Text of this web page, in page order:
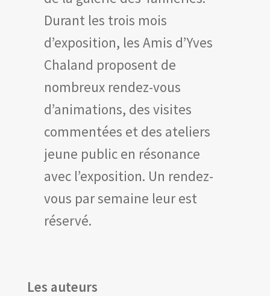
Durant les trois mois
d’exposition, les Amis d’Yves
Chaland proposent de
nombreux rendez-vous
d’animations, des visites
commentées et des ateliers
jeune public en résonance
avec l’exposition. Un rendez-
vous par semaine leur est
réservé.
Les auteurs